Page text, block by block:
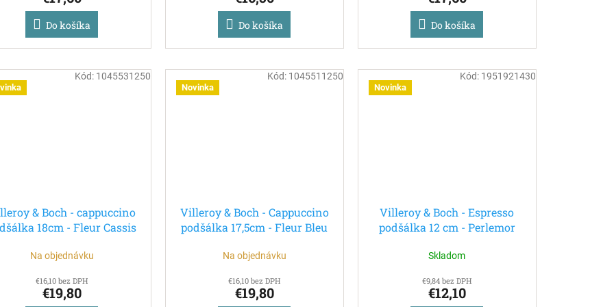
Do košíka Do košíka Do košíka
& Boch - cappuccino
18cm - Fleur Cassis
Na objednávku
€16,10 bez DPH
€19,80
Kód: 1045531250
Novinka
Villeroy & Boch - Cappuccino
podšálka 17,5cm - Fleur Bleu
Na objednávku
€16,10 bez DPH
€19,80
Kód: 1045511250
Novinka
Villeroy & Boch - Espresso
podšálka 12 cm - Perlemor
Skladom
€9,84 bez DPH
€12,10
Kód: 1951921430